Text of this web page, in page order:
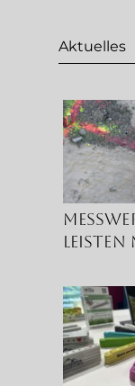
Aktuelles
leisten